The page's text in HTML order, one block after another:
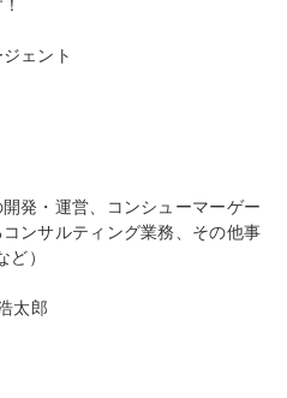
ェント
発・運営、コンシューマーゲー
ンサルティング業務、その他事
）
太郎